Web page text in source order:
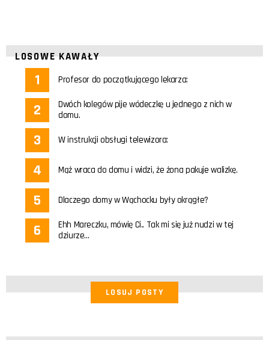
LOSOWE KAWAŁY
Profesor do początkującego lekarza:
Dwóch kolegów pije wódeczkę u jednego z nich w
domu.
W instrukcji obsługi telewizora:
Mąż wraca do domu i widzi, że żona pakuje walizkę.
Dlaczego domy w Wąchocku były okrągłe?
Ehh Mareczku, mówię Ci.. Tak mi się już nudzi w tej
dziurze…
LOSUJ POSTY